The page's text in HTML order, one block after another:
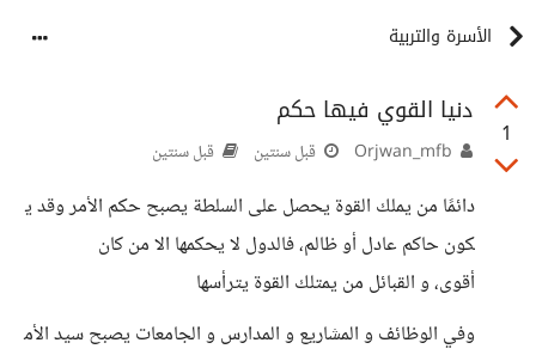
الأسرة والتربية
1
دنيا القوي فيها حكم
قبل سنتين قبل سنتين
دائمًا من يملك القوة يحصل على السلطة يصبح حكم الأمر وقد ي
كون حاكم عادل أو ظالم، فالدول لا يحكمها الا من كان
أقوى، و القبائل من يمتلك القوة يترأسها
وفي الوظائف و المشاريع و المدارس و الجامعات يصبح سيد الأم